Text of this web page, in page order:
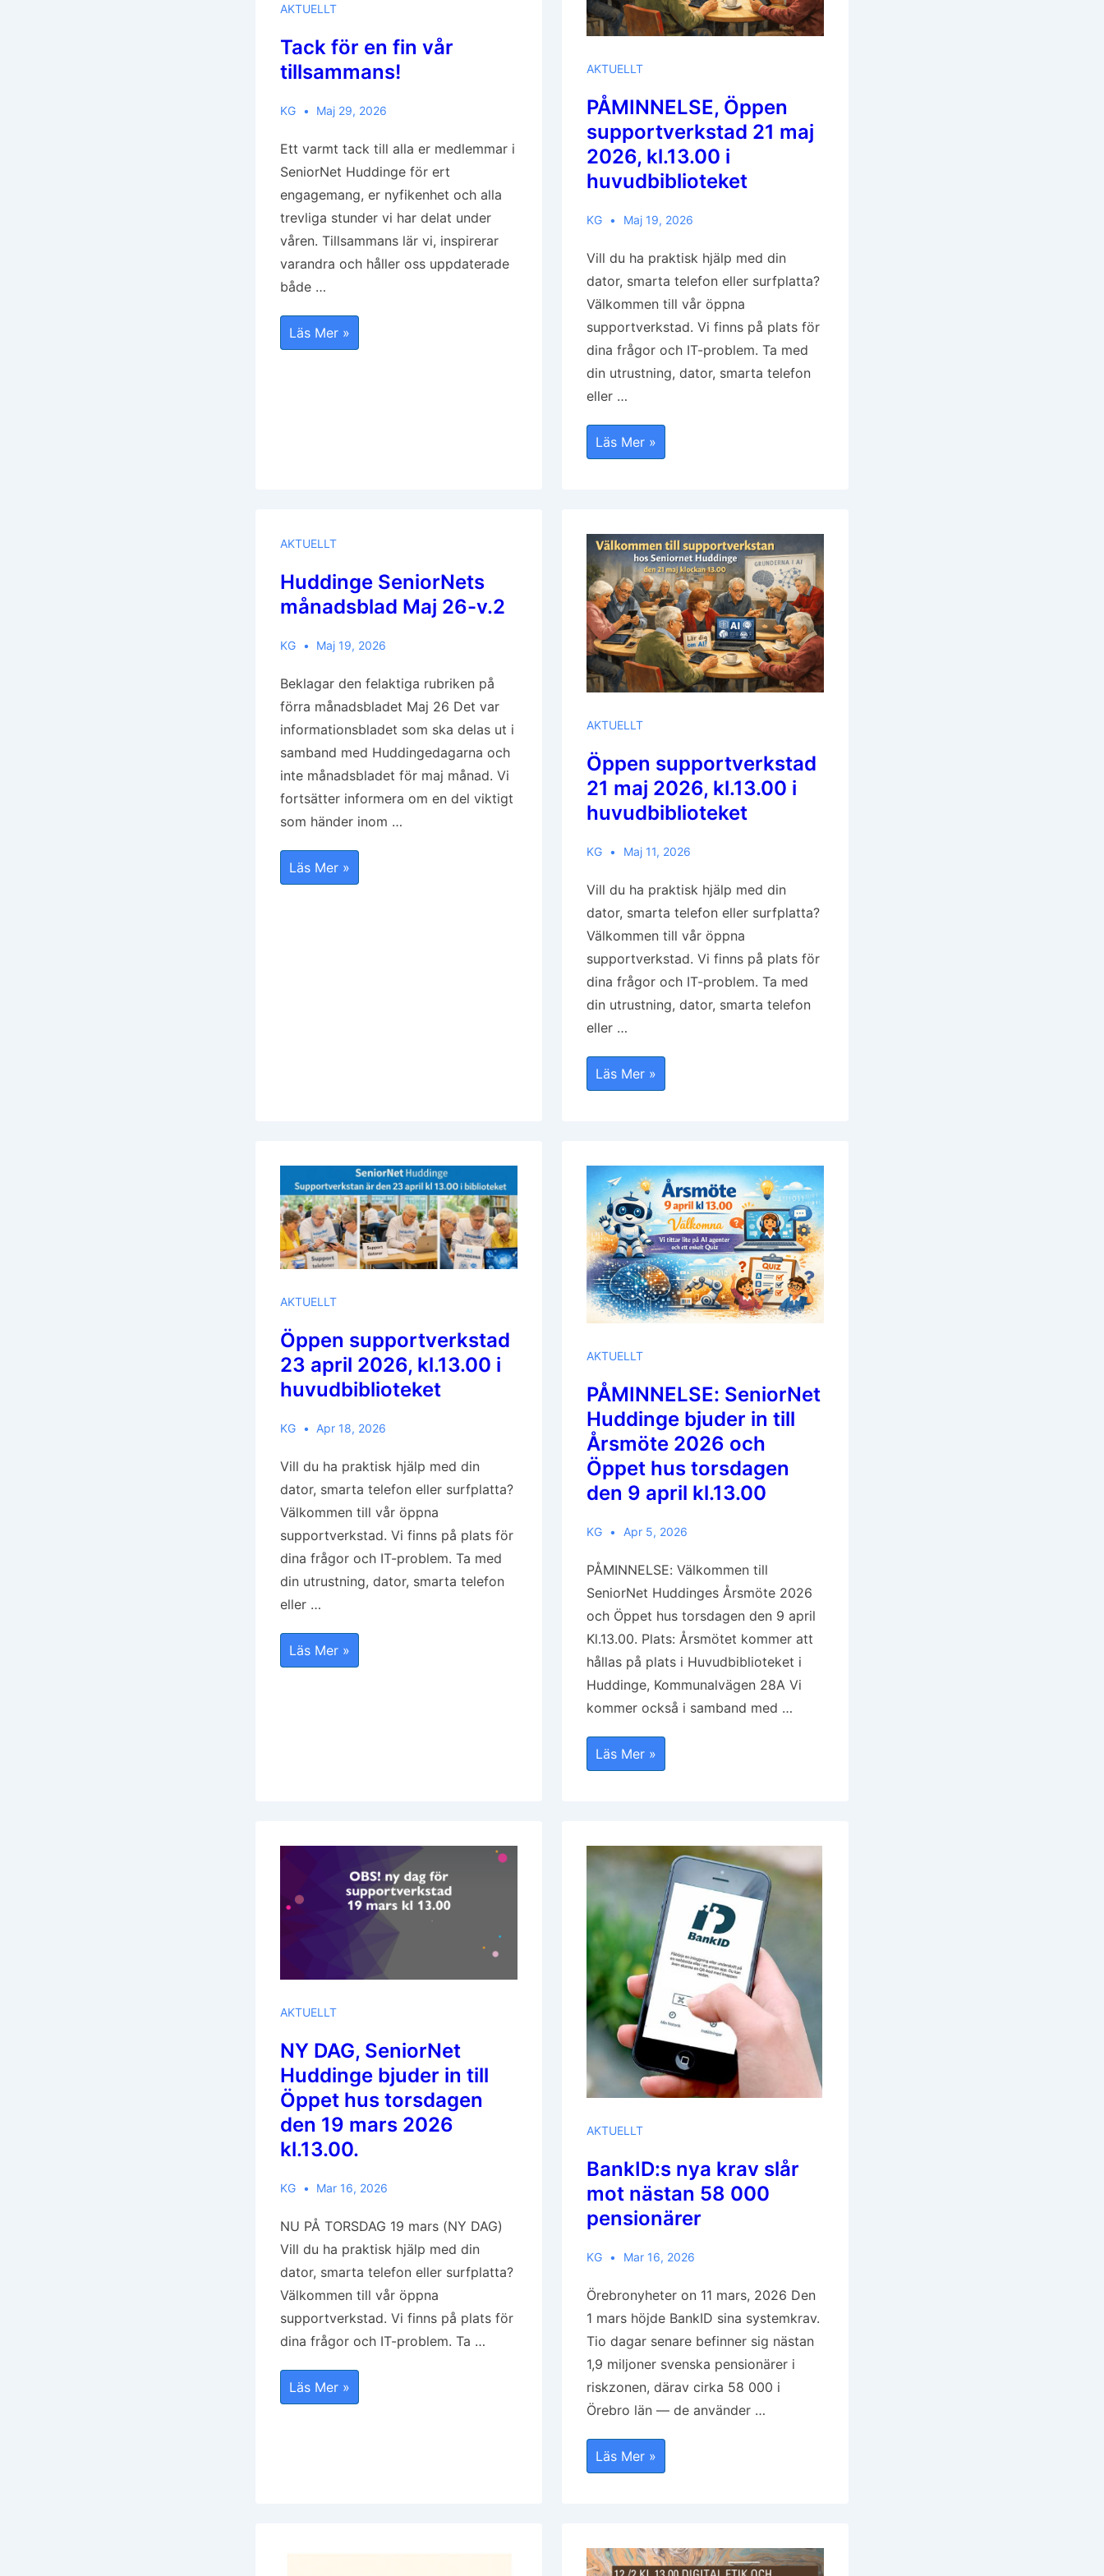
AKTUELLT
Tack för en fin vår
tillsammans!
KG Maj 29, 2026
Ett varmt tack till alla er medlemmar i
SeniorNet Huddinge för ert
engagemang, er nyfikenhet och alla
trevliga stunder vi har delat under
våren. Tillsammans lär vi, inspirerar
varandra och håller oss uppdaterade
både …
Tack
För
En
Läs Mer »
AKTUELLT
PÅMINNELSE, Öppen
supportverkstad 21 maj
2026, kl.13.00 i
huvudbiblioteket
KG Maj 19, 2026
Vill du ha praktisk hjälp med din
dator, smarta telefon eller surfplatta?
Välkommen till vår öppna
supportverkstad. Vi finns på plats för
dina frågor och IT-problem. Ta med
din utrustning, dator, smarta telefon
eller …
PÅMINNELSE,
Öppen
Supportverkstad
Huvudbiblioteket
Läs Mer »
AKTUELLT
Huddinge SeniorNets
månadsblad Maj 26-v.2
KG Maj 19, 2026
Beklagar den felaktiga rubriken på
förra månadsbladet Maj 26 Det var
informationsbladet som ska delas ut i
samband med Huddingedagarna och
inte månadsbladet för maj månad. Vi
fortsätter informera om en del viktigt
som händer inom …
Huddinge
SeniorNets
Månadsblad
Läs Mer »
AKTUELLT
Öppen supportverkstad
21 maj 2026, kl.13.00 i
huvudbiblioteket
KG Maj 11, 2026
Vill du ha praktisk hjälp med din
dator, smarta telefon eller surfplatta?
Välkommen till vår öppna
supportverkstad. Vi finns på plats för
dina frågor och IT-problem. Ta med
din utrustning, dator, smarta telefon
eller …
Öppen
Supportverkstad
21
Läs Mer »
AKTUELLT
Öppen supportverkstad
23 april 2026, kl.13.00 i
huvudbiblioteket
KG Apr 18, 2026
Vill du ha praktisk hjälp med din
dator, smarta telefon eller surfplatta?
Välkommen till vår öppna
supportverkstad. Vi finns på plats för
dina frågor och IT-problem. Ta med
din utrustning, dator, smarta telefon
eller …
Öppen
Supportverkstad
23
Läs Mer »
AKTUELLT
PÅMINNELSE: SeniorNet
Huddinge bjuder in till
Årsmöte 2026 och
Öppet hus torsdagen
den 9 april kl.13.00
KG Apr 5, 2026
PÅMINNELSE: Välkommen till
SeniorNet Huddinges Årsmöte 2026
och Öppet hus torsdagen den 9 april
Kl.13.00. Plats: Årsmötet kommer att
hållas på plats i Huvudbiblioteket i
Huddinge, Kommunalvägen 28A Vi
kommer också i samband med …
PÅMINNELSE:
SeniorNet
Huddinge
Och
Öppet
Den
9
April
Kl.13.00
Läs Mer »
AKTUELLT
NY DAG, SeniorNet
Huddinge bjuder in till
Öppet hus torsdagen
den 19 mars 2026
kl.13.00.
KG Mar 16, 2026
NU PÅ TORSDAG 19 mars (NY DAG)
Vill du ha praktisk hjälp med din
dator, smarta telefon eller surfplatta?
Välkommen till vår öppna
supportverkstad. Vi finns på plats för
dina frågor och IT-problem. Ta …
NY
DAG,
SeniorNet
2026
Läs Mer »
AKTUELLT
BankID:s nya krav slår
mot nästan 58 000
pensionärer
KG Mar 16, 2026
Örebronyheter on 11 mars, 2026 Den
1 mars höjde BankID sina systemkrav.
Tio dagar senare befinner sig nästan
1,9 miljoner svenska pensionärer i
riskzonen, därav cirka 58 000 i
Örebro län — de använder …
BankID:s
Nya
Krav
Pensionärer
Läs Mer »